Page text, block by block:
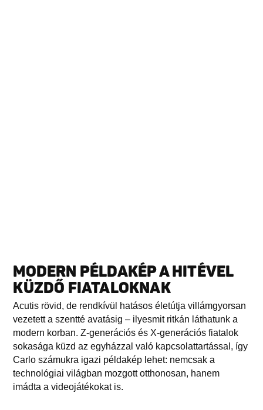
MODERN PÉLDAKÉP A HITÉVEL
KÜZDŐ FIATALOKNAK
Acutis rövid, de rendkívül hatásos életútja villámgyorsan
vezetett a szentté avatásig – ilyesmit ritkán láthatunk a
modern korban. Z-generációs és X-generációs fiatalok
sokasága küzd az egyházzal való kapcsolattartással, így
Carlo számukra igazi példakép lehet: nemcsak a
technológiai világban mozgott otthonosan, hanem
imádta a videojátékokat is.